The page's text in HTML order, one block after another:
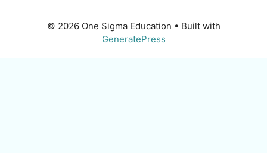
© 2026 One Sigma Education • Built with
GeneratePress